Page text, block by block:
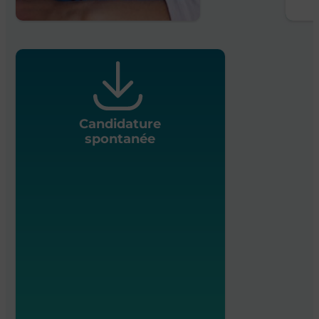
Candidature
spontanée